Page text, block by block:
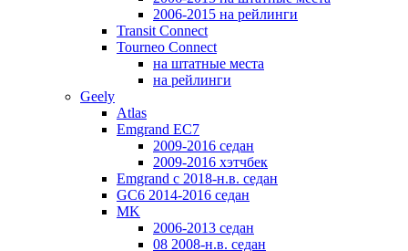
2006-2015 на рейлинги
Transit Connect
Tourneo Connect
на штатные места
на рейлинги
Geely
Atlas
Emgrand EC7
2009-2016 седан
2009-2016 хэтчбек
Emgrand с 2018-н.в. седан
GC6 2014-2016 седан
MK
2006-2013 седан
08 2008-н.в. седан